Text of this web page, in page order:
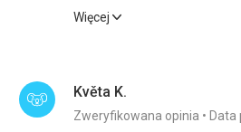
więc widok jest piękny.
Personel jest pomocny i
więc widok jest piękny.
Idealne miejsce na
Więcej
Květa K.
Zweryfikowana opinia Data